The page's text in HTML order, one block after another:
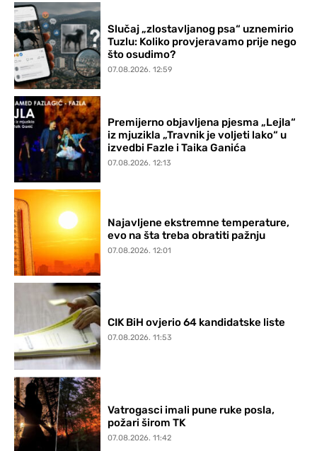
Slučaj „zlostavljanog psa“ uznemirio
Tuzlu: Koliko provjeravamo prije nego
što osudimo?
07.08.2026. 12:59
Premijerno objavljena pjesma „Lejla“
iz mjuzikla „Travnik je voljeti lako“ u
izvedbi Fazle i Taika Ganića
07.08.2026. 12:13
Najavljene ekstremne temperature,
evo na šta treba obratiti pažnju
07.08.2026. 12:01
CIK BiH ovjerio 64 kandidatske liste
07.08.2026. 11:53
Vatrogasci imali pune ruke posla,
požari širom TK
07.08.2026. 11:42